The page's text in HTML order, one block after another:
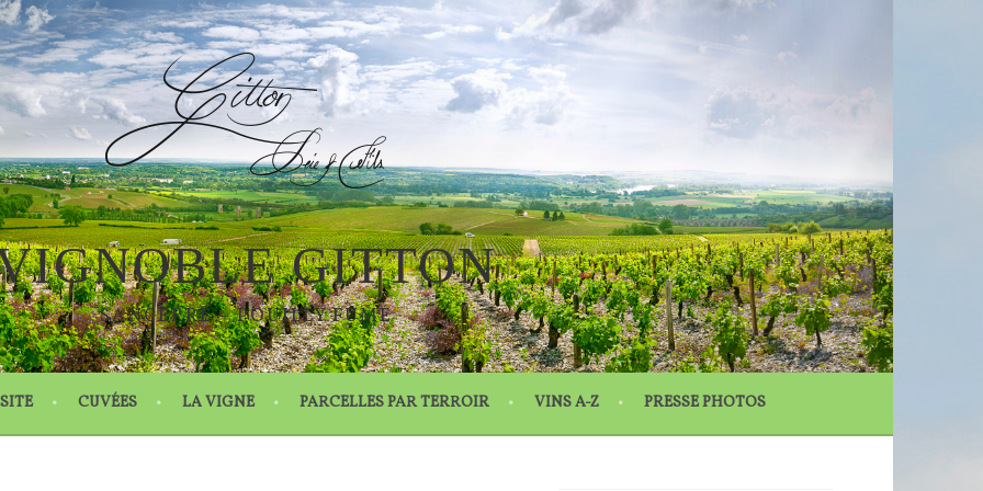
GITTON
SANCERRE – POUILLY FUMÉ
CUVÉES LA VIGNE PARCELLES PAR TERROIR VINS A-Z PRESSE PHOTOS